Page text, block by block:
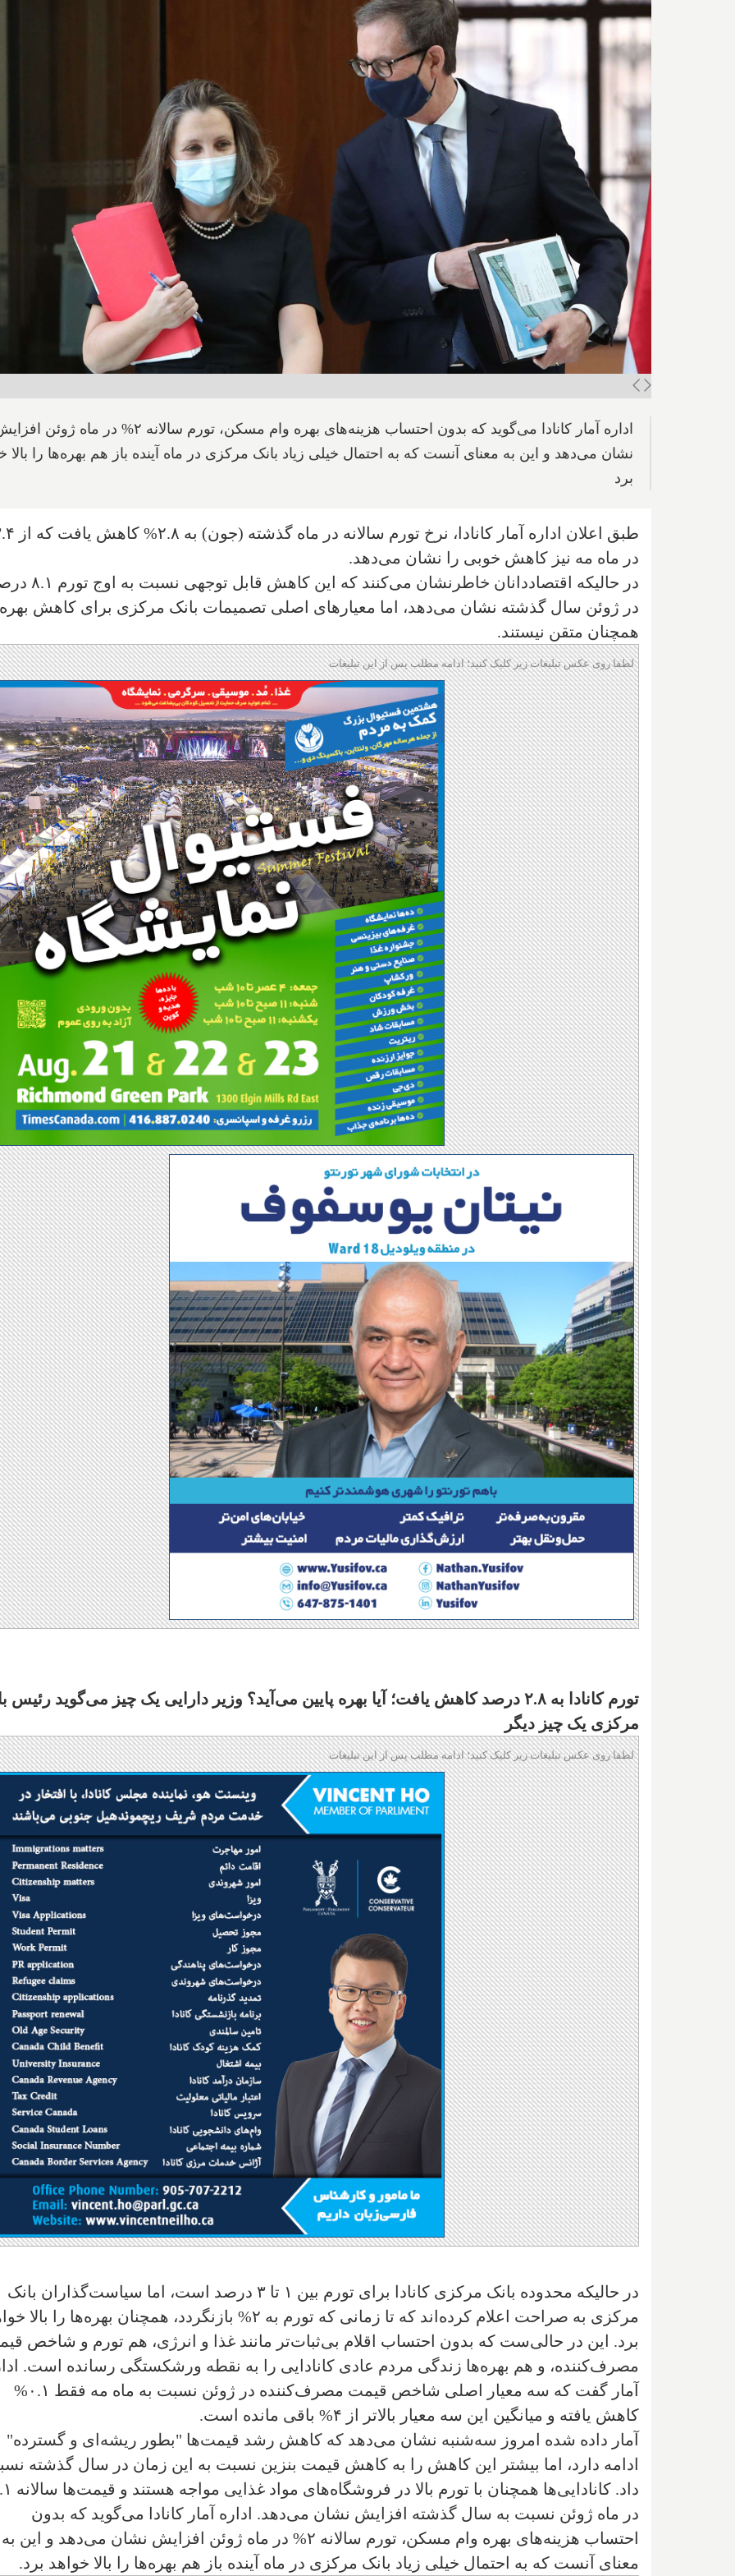
اداره آمار کانادا می‌گوید که بدون احتساب هزینه‌های بهره وام مسکن، تورم سالانه ۲% در ماه ژوئن
نشان می‌دهد و این به معنای آنست که به احتمال خیلی زیاد بانک مرکزی در ماه آینده باز هم بهره‌ها را بالا
برد
در ماه مه نیز کاهش خوبی را نشان می‌دهد.
در حالیکه اقتصاددانان خاطرنشان می‌کنند
در ژوئن سال گذشته نشان می‌دهد، اما معیارهای اصلی تصمیمات بانک مرکزی برای کاهش بهره
همچنان متقن نیستند.
لطفا روی عکس تبلیغات زیر کلیک کنید؛ ادامه مطلب پس از این تبلیغات
تورم کانادا به ۲.۸ درصد کاهش یافت؛ آیا بهره پایین می‌آید؟ وزیر دارایی یک چیز می‌گوید رئیس
مرکزی یک چیز دیگر
لطفا روی عکس تبلیغات زیر کلیک کنید؛ ادامه مطلب پس از این تبلیغات
در حالیکه محدوده بانک مرکزی کانادا برای تورم بین ۱ تا ۳ درصد است، اما سیاست‌گذاران بانک
مرکزی به صراحت اعلام کرده‌اند که تا زمانی که تورم به ۲% بازنگردد، همچنان بهره‌ها را
برد. این در حالی‌ست که بدون احتساب اقلام بی‌ثبات‌تر مانند غذا و انرژی، هم تورم و شاخص
مصرف‌کننده، و هم بهره‌ها زندگی مردم عادی کانادایی را به نقطه ورشکستگی رسانده است.
آمار گفت که سه معیار اصلی شاخص قیمت مصرف‌کننده در ژوئن نسبت به ماه مه فقط ۰.۱%
کاهش یافته و میانگین این سه معیار بالاتر از ۴% باقی مانده است.
آمار داده شده امروز سه‌شنبه نشان می‌دهد که کاهش رشد قیمت‌ها "بطور ریشه‌ای و گسترده"
ادامه دارد، اما بیشتر این کاهش را به کاهش قیمت بنزین نسبت به این زمان در سال گذشته
در ماه ژوئن نسبت به سال گذشته افزایش نشان می‌دهد. اداره آمار کانادا می‌گوید که بدون
احتساب هزینه‌های بهره وام مسکن، تورم سالانه ۲% در ماه ژوئن افزایش نشان می‌دهد و این به
معنای آنست که به احتمال خیلی زیاد بانک مرکزی در ماه آینده باز هم بهره‌ها را بالا خواهد برد.